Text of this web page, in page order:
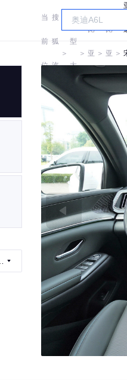
当
前
位
置:
搜
狐
汽
车
＞
车
型
大
＞
比
亚
迪
＞
比
亚
迪
＞